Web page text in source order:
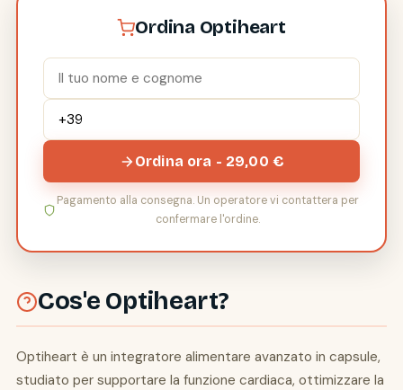
Ordina Optiheart
Ordina ora - 29,00 €
Pagamento alla consegna. Un operatore vi contattera per
confermare l'ordine.
Cos'e Optiheart?
Optiheart è un integratore alimentare avanzato in capsule,
studiato per supportare la funzione cardiaca, ottimizzare la